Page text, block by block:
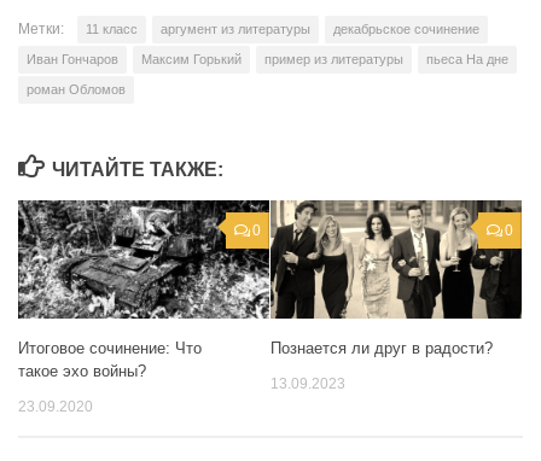
Метки: 11 класс аргумент из литературы декабрьское сочинение
Иван Гончаров Максим Горький пример из литературы пьеса На дне
роман Обломов
ЧИТАЙТЕ ТАКЖЕ:
0
Итоговое сочинение: Что
такое эхо войны?
23.09.2020
0
Познается ли друг в радости?
13.09.2023